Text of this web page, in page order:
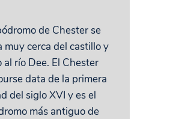
de Chester se
muy cerca del castillo y
al río Dee. El Chester
data de la primera
del siglo XVI y es el
más antiguo de